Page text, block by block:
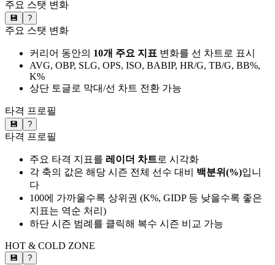
주요 스탯 변화
💾 ?
주요 스탯 변화
커리어 동안의 10개 주요 지표 변화를 선 차트로 표시
AVG, OBP, SLG, OPS, ISO, BABIP, HR/G, TB/G, BB%,
K%
상단 토글로 막대/선 차트 전환 가능
타격 프로필
💾 ?
타격 프로필
주요 타격 지표를 레이더 차트로 시각화
각 축의 값은 해당 시즌 전체 선수 대비 백분위(%)입니
다
100에 가까울수록 상위권 (K%, GIDP 등 낮을수록 좋은
지표는 역순 처리)
하단 시즌 범례를 클릭해 복수 시즌 비교 가능
HOT & COLD ZONE
💾 ?